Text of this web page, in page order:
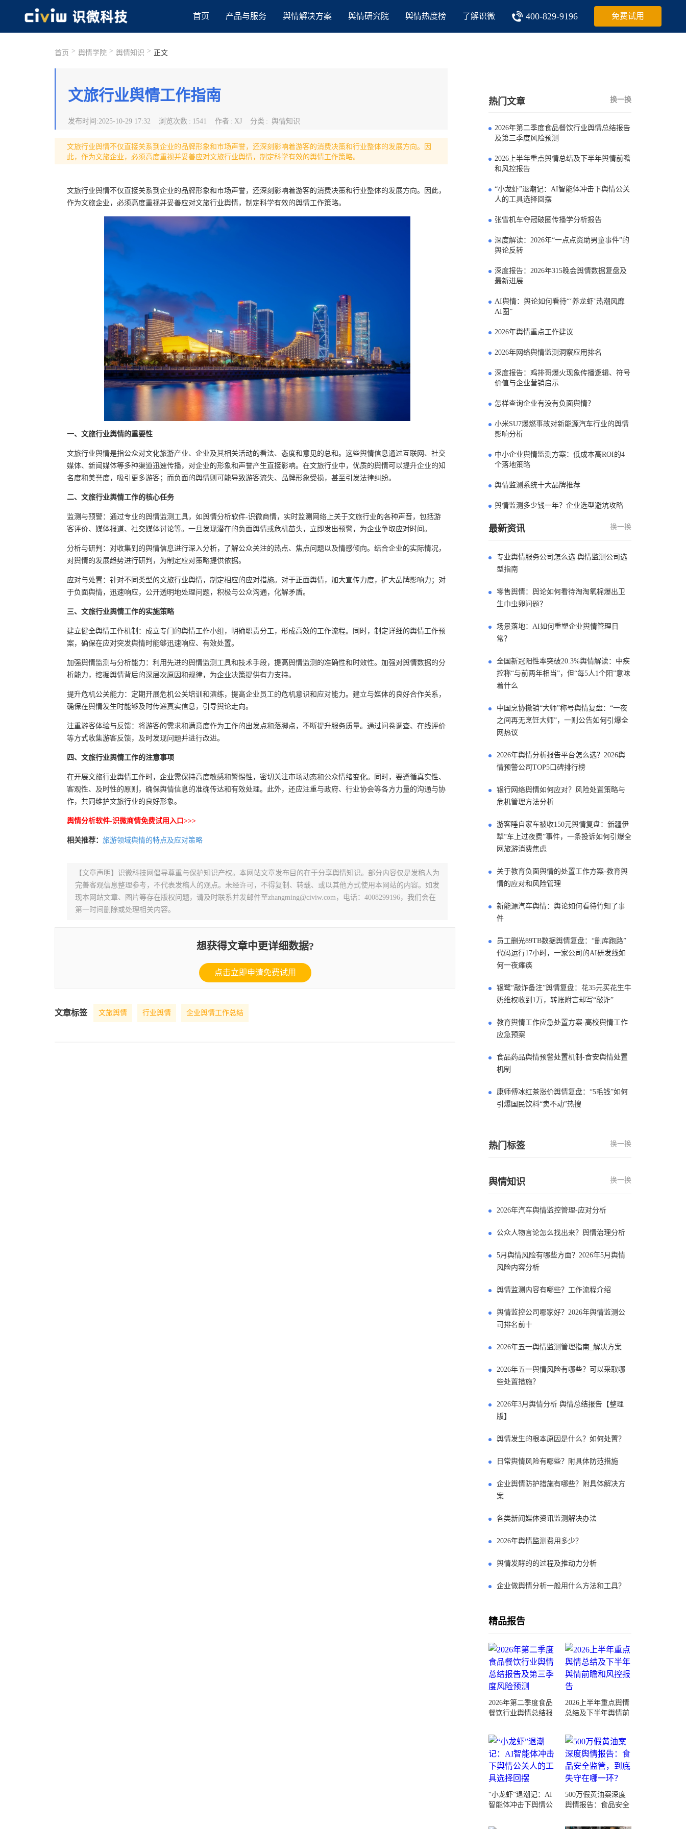
首页 产品与服务 舆情解决方案 舆情研究院 舆情热度榜 了解识微 400-829-9196 免费试用
首页 > 舆情学院 > 舆情知识 > 正文
文旅行业舆情工作指南
发布时间 :2025-10-29 17:32 浏览次数 : 1541 作者 : XJ 分类 : 舆情知识
文旅行业舆情不仅直接关系到企业的品牌形象和市场声誉，还深刻影响着游客的消费决策和行业整体的发展方向。因
此，作为文旅企业，必须高度重视并妥善应对文旅行业舆情，制定科学有效的舆情工作策略。
文旅行业舆情不仅直接关系到企业的品牌形象和市场声誉，还深刻影响着游客的消费决策和行业整体的发展方向。因此，
作为文旅企业，必须高度重视并妥善应对文旅行业舆情，制定科学有效的舆情工作策略。
一、文旅行业舆情的重要性
文旅行业舆情是指公众对文化旅游产业、企业及其相关活动的看法、态度和意见的总和。这些舆情信息通过互联网、社交
媒体、新闻媒体等多种渠道迅速传播，对企业的形象和声誉产生直接影响。在文旅行业中，优质的舆情可以提升企业的知
名度和美誉度，吸引更多游客；而负面的舆情则可能导致游客流失、品牌形象受损，甚至引发法律纠纷。
二、文旅行业舆情工作的核心任务
监测与预警：通过专业的舆情监测工具，如舆情分析软件-识微商情，实时监测网络上关于文旅行业的各种声音，包括游
客评价、媒体报道、社交媒体讨论等。一旦发现潜在的负面舆情或危机苗头，立即发出预警，为企业争取应对时间。
分析与研判：对收集到的舆情信息进行深入分析，了解公众关注的热点、焦点问题以及情感倾向。结合企业的实际情况，
对舆情的发展趋势进行研判，为制定应对策略提供依据。
应对与处置：针对不同类型的文旅行业舆情，制定相应的应对措施。对于正面舆情，加大宣传力度，扩大品牌影响力；对
于负面舆情，迅速响应，公开透明地处理问题，积极与公众沟通，化解矛盾。
三、文旅行业舆情工作的实施策略
建立健全舆情工作机制：成立专门的舆情工作小组，明确职责分工，形成高效的工作流程。同时，制定详细的舆情工作预
案，确保在应对突发舆情时能够迅速响应、有效处置。
加强舆情监测与分析能力：利用先进的舆情监测工具和技术手段，提高舆情监测的准确性和时效性。加强对舆情数据的分
析能力，挖掘舆情背后的深层次原因和规律，为企业决策提供有力支持。
提升危机公关能力：定期开展危机公关培训和演练，提高企业员工的危机意识和应对能力。建立与媒体的良好合作关系，
确保在舆情发生时能够及时传递真实信息，引导舆论走向。
注重游客体验与反馈：将游客的需求和满意度作为工作的出发点和落脚点，不断提升服务质量。通过问卷调查、在线评价
等方式收集游客反馈，及时发现问题并进行改进。
四、文旅行业舆情工作的注意事项
在开展文旅行业舆情工作时，企业需保持高度敏感和警惕性，密切关注市场动态和公众情绪变化。同时，要遵循真实性、
客观性、及时性的原则，确保舆情信息的准确传达和有效处理。此外，还应注重与政府、行业协会等各方力量的沟通与协
作，共同维护文旅行业的良好形象。
舆情分析软件-识微商情免费试用入口>>>
相关推荐： 旅游领域舆情的特点及应对策略
【文章声明】识微科技网倡导尊重与保护知识产权。本网站文章发布目的在于分享舆情知识。部分内容仅是发稿人为
完善客观信息整理参考，不代表发稿人的观点。未经许可，不得复制、转载、或以其他方式使用本网站的内容。如发
现本网站文章、图片等存在版权问题，请及时联系并发邮件至zhangming@civiw.com，电话：4008299196，我们会在
第一时间删除或处理相关内容。
想获得文章中更详细数据?
点击立即申请免费试用
文章标签 文旅舆情 行业舆情 企业舆情工作总结
热门文章 换一换
2026年第二季度食品餐饮行业舆情总结报告
及第三季度风险预测
2026上半年重点舆情总结及下半年舆情前瞻
和风控报告
“小龙虾”退潮记：AI智能体冲击下舆情公关
人的工具选择回摆
张雪机车夺冠破圈传播学分析报告
深度解读：2026年“一点点资助男童事件”的
舆论反转
深度报告：2026年315晚会舆情数据复盘及
最新进展
AI舆情：舆论如何看待“‘养龙虾’热潮风靡
AI圈”
2026年舆情重点工作建议
2026年网络舆情监测洞察应用排名
深度报告：鸡排哥爆火现象传播逻辑、符号
价值与企业营销启示
10
怎样查询企业有没有负面舆情？
小米SU7爆燃事故对新能源汽车行业的舆情
影响分析
中小企业舆情监测方案：低成本高ROI的4
个落地策略
13
舆情监测系统十大品牌推荐
14
舆情监测多少钱一年？企业选型避坑攻略
最新资讯 换一换
专业舆情服务公司怎么选 舆情监测公司选
型指南
零售舆情：舆论如何看待淘淘氧棉爆出卫
生巾虫卵问题？
场景落地：AI如何重塑企业舆情管理日
常？
全国新冠阳性率突破20.3%舆情解读：中疾
控称“与前两年相当”，但“每5人1个阳”意味
着什么
中国烹协撤销“大师”称号舆情复盘：“一夜
之间再无烹饪大师”，一则公告如何引爆全
网热议
2026年舆情分析报告平台怎么选？2026舆
情预警公司TOP5口碑排行榜
银行网络舆情如何应对？风险处置策略与
危机管理方法分析
游客睡自家车被收150元舆情复盘：新疆伊
犁“车上过夜费”事件，一条投诉如何引爆全
网旅游消费焦虑
关于教育负面舆情的处置工作方案-教育舆
情的应对和风险管理
新能源汽车舆情：舆论如何看待竹知了事
件
员工删光89TB数据舆情复盘：“删库跑路”
代码运行17小时，一家公司的AI研发线如
何一夜瘫痪
银鹭“敲诈备注”舆情复盘：花35元买花生牛
奶维权收到1万，转账附言却写“敲诈”
教育舆情工作应急处置方案-高校舆情工作
应急预案
食品药品舆情预警处置机制-食安舆情处置
机制
康师傅冰红茶涨价舆情复盘：“5毛钱”如何
引爆国民饮料“卖不动”热搜
热门标签 换一换
舆情知识 换一换
2026年汽车舆情监控管理-应对分析
公众人物言论怎么找出来？舆情治理分析
5月舆情风险有哪些方面？2026年5月舆情
风险内容分析
舆情监测内容有哪些？工作流程介绍
舆情监控公司哪家好？2026年舆情监测公
司排名前十
2026年五一舆情监测管理指南_解决方案
2026年五一舆情风险有哪些？可以采取哪
些处置措施？
2026年3月舆情分析 舆情总结报告【整理
版】
舆情发生的根本原因是什么？如何处置？
日常舆情风险有哪些？附具体防范措施
企业舆情防护措施有哪些？附具体解决方
案
各类新闻媒体资讯监测解决办法
2026年舆情监测费用多少？
舆情发酵的的过程及推动力分析
企业做舆情分析一般用什么方法和工具？
精品报告
2026年第二季度食品
餐饮行业舆情总结报
测
2026上半年重点舆情
总结及下半年舆情前
“小龙虾”退潮记：AI
智能体冲击下舆情公
500万假黄油案深度
舆情报告：食品安全
一环？